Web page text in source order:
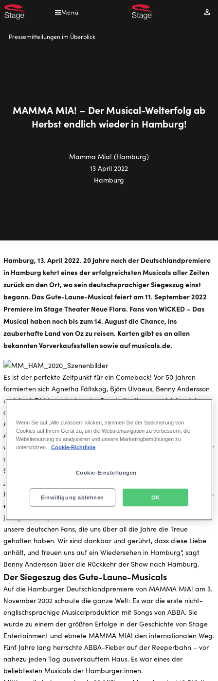
Direkt
zum
Menü
Pfadnavigation
Pressemitteilungen im Überblick
MAMMA MIA! – Der Musical-Welterfolg ab
Herbst endlich wieder in Hamburg!
Mamma Mia! (Hamburg)
13 April 2022
Hamburg
Hamburg, 13. April 2022. 20 Jahre nach der Deutschlandpremiere
in Hamburg kehrt eines der erfolgreichsten Musicals aller Zeiten
zurück an den Ort, wo sein deutschsprachiger Siegeszug einst
begann. Das Gute-Laune-Musical feiert am 11. September 2022
Premiere im Stage Theater Neue Flora. Fans von WICKED – Das
Musical haben noch bis zum 14. August die Chance, ins
zauberhafte Land von Oz zu reisen. Karten gibt es an allen
bekannten Vorverkaufsstellen sowie auf musicals.de.
Es ist der perfekte Zeitpunkt für ein Comeback! Vor 50 Jahren
formierten sich Agnetha Fältskog, Björn Ulvaeus, Benny Andersson
und Anni-Frid Lyngstad zu der Band, die die ganze Welt seitdem
als ABBA kennt. Mit ihrem aktuellen Album „Voyage“ erreichte
ABBA seine achte Nummer-eins-Platzierung in den deutschen
Albumcharts und erreichte nach einer Woche mit über 200.000
verkauften Einheiten in Deutschland Platinstatus. Und auch mit der
am 27. Mai in London startenden ABBA-Avatar-Show sind die vier
Schwed:innen wieder in aller Munde.
„Es ist sehr aufregend, MAMMA MIA! in diesem Jahr wieder nach
Hamburg zu bringen – 20 Jahre nach der triumphalen Premiere als
erste nicht-englischsprachige Produktion und zu unserem 50-
jährigen Bandjubiläum. Wir sehen es ein bisschen als Geschenk für
unsere deutschen Fans, die uns über all die Jahre die Treue
gehalten haben. Wir sind dankbar und gerührt, dass diese Liebe
anhält, und freuen uns auf ein Wiedersehen in Hamburg", sagt
Benny Andersson über die Rückkehr der Show nach Hamburg.
Der Siegeszug des Gute-Laune-Musicals
Auf die Hamburger Deutschlandpremiere von MAMMA MIA! am 3.
November 2002 schaute die ganze Welt: Es war die erste nicht-
englischsprachige Musicalproduktion mit Songs von ABBA. Sie
wurde zu einem der größten Erfolge in der Geschichte von Stage
Entertainment und ebnete MAMMA MIA! den internationalen Weg.
Fünf Jahre lang herrschte ABBA-Fieber auf der Reeperbahn – vor
nahezu jeden Tag ausverkauftem Haus. Es war eines der
beliebtesten Musicals der Hamburger:innen.
Wenn Sie auf „Alle zulassen“ klicken, stimmen Sie der Speicherung von
Cookies auf Ihrem Gerät zu, um die Websitenavigation zu verbessern, die
Websitenutzung zu analysieren und unsere Marketingbemühungen zu
unterstützen.
Cookie-Richtlinie
Cookie-Einstellungen
Einwilligung ablehnen OK